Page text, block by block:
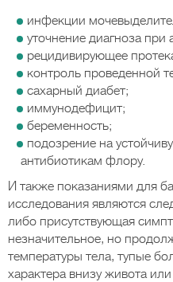
инфекции
уточнение диагноза
рецидивирующее
контроль проведенной
сахарный диабет;
иммунодефицит;
беременность;
подозрение на
антибиотикам флору.
И также показаниями для
исследования являются
либо присутствующая
незначительное, но
температуры тела, тупые
характера внизу живота